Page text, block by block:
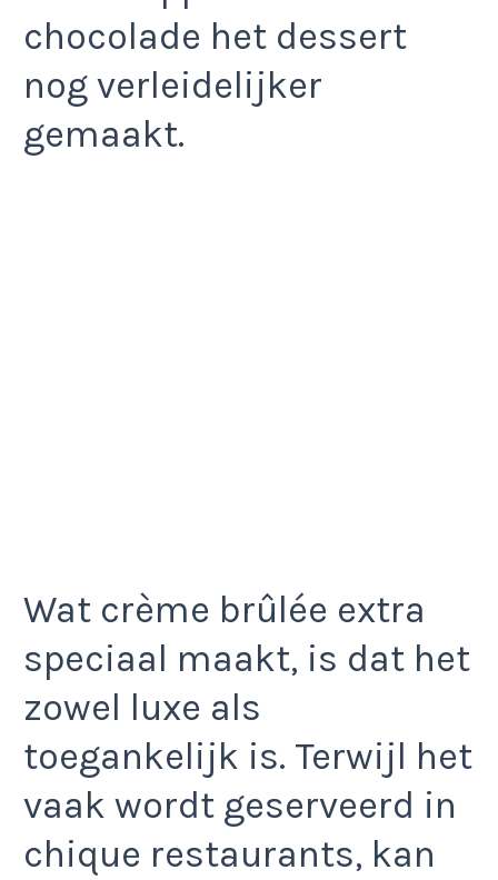
chocolade het dessert
nog verleidelijker
gemaakt.
Wat crème brûlée extra
speciaal maakt, is dat het
zowel luxe als
toegankelijk is. Terwijl het
vaak wordt geserveerd in
chique restaurants, kan